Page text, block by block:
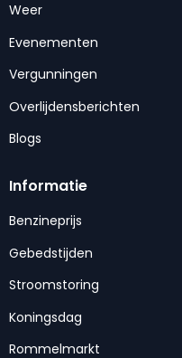
Weer
Evenementen
Vergunningen
Overlijdensberichten
Blogs
Informatie
Benzineprijs
Gebedstijden
Stroomstoring
Koningsdag
Rommelmarkt